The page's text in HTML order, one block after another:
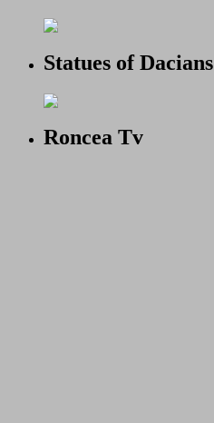
Statues of Dacians
Roncea Tv